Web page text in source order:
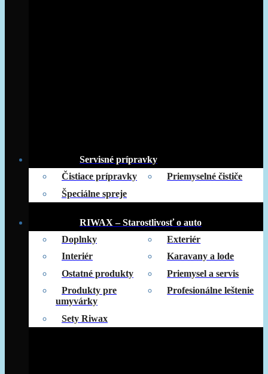
Servisné prípravky
Čistiace prípravky
Priemyselné čističe
Špeciálne spreje
RIWAX – Starostlivosť o auto
Doplnky
Exteriér
Interiér
Karavany a lode
Ostatné produkty
Priemysel a servis
Produkty pre
umyvárky
Profesionálne leštenie
Sety Riwax